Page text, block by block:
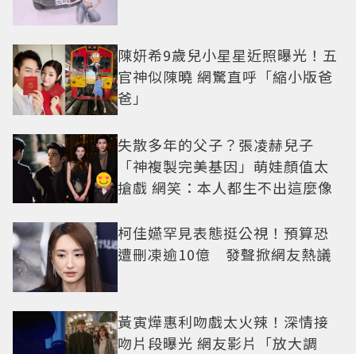
陳妍希9歲兒小星星近照曝光！五
官神似陳曉 網驚直呼「縮小版爸
爸」
失散多年的父子？張凌赫兒子
「神複製完美基因」萌娃顏值太
搶戲 網笑：本人都生不出這麼像
柯佳嬿罕見表態挺公視！預算恐
遭刪凍逾10億 發聲掀網友熱議
黃寅燁惠利吻戲太火辣！深情接
吻片段曝光 網友影片「放大調